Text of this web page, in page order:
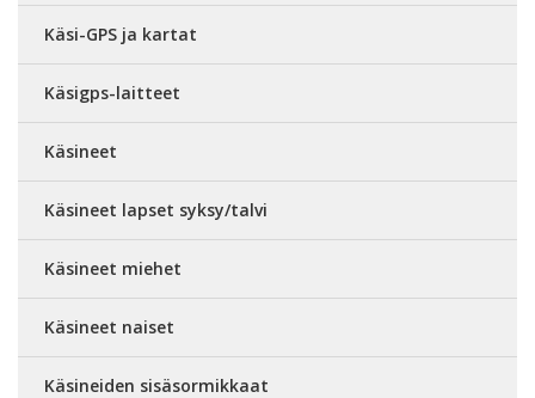
Käsi-GPS ja kartat
Käsigps-laitteet
Käsineet
Käsineet lapset syksy/talvi
Käsineet miehet
Käsineet naiset
Käsineiden sisäsormikkaat